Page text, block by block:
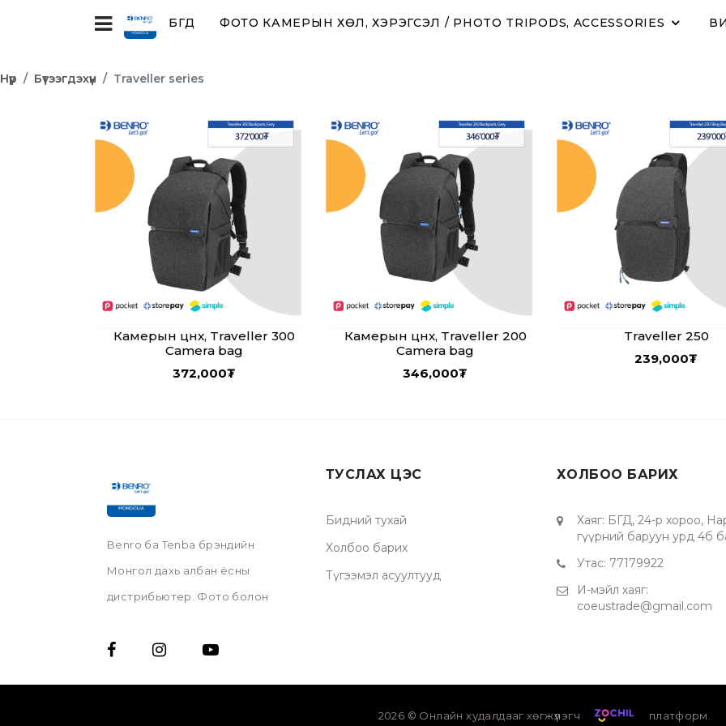
БҮГД ФОТО КАМЕРЫН ХӨЛ, ХЭРЭГСЭЛ / PHOTO TRIPODS, ACCESSORIES
Нүүр Бүтээгдэхүүн Traveller series
Камерын цүнх, Traveller 300
Camera bag
372,000₮
Камерын цүнх, Traveller 200
Camera bag
346,000₮
Traveller 250
239,000₮
Benro ба Tenba брэндийн
Монгол дахь албан ёсны
дистрибьютер. Фото болон
төрлийн камерын цүнх, камерын
ТУСЛАХ ЦЭС
Бидний тухай
Холбоо барих
Түгээмэл асуултууд
ХОЛБОО БАРИХ
Хаяг: БГД, 24-р хороо,
гүүрний баруун урд 4б
Утас: 77179922
И-мэйл хаяг:
coeustrade@gmail.com
2026 © Онлайн худалдааг хөгжүүлэгч платформ.